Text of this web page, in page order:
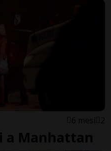
6 mesi 2
a Manhattan